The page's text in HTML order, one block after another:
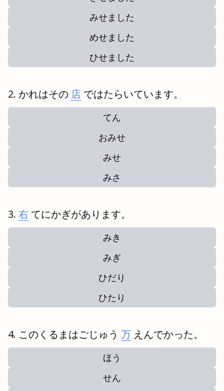
みせました
めせました
ひせました
かれはその 店 ではたらいています。
てん
おみせ
みせ
みさ
右 てにかぎがあります。
みき
みぎ
ひだり
ひたり
このくるまはごじゅう 万 えんでかった。
ほう
せん